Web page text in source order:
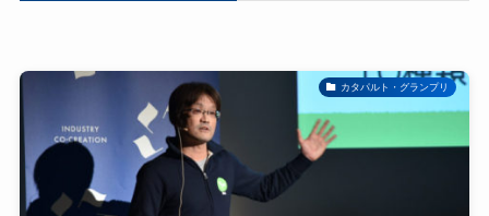
カタパルト・グランプリ